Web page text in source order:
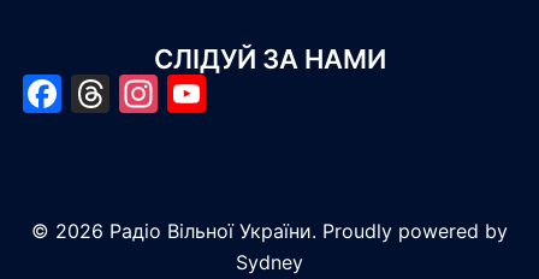
СЛІДУЙ ЗА НАМИ
Facebook
Threads
Instagram
© 2026 Радіо Вільної України. Proudly powered by
Sydney